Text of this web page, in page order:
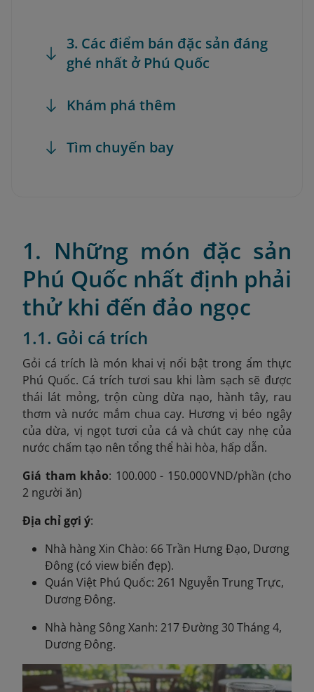
3. Các điểm bán đặc sản đáng
ghé nhất ở Phú Quốc
Khám phá thêm
Tìm chuyến bay
1. Những món đặc sản
Phú Quốc nhất định phải
thử khi đến đảo ngọc
1.1. Gỏi cá trích
Gỏi cá trích là món khai vị nổi bật trong ẩm thực
Phú Quốc. Cá trích tươi sau khi làm sạch sẽ được
thái lát mỏng, trộn cùng dừa nạo, hành tây, rau
thơm và nước mắm chua cay. Hương vị béo ngậy
của dừa, vị ngọt tươi của cá và chút cay nhẹ của
nước chấm tạo nên tổng thể hài hòa, hấp dẫn.
Giá tham khảo: 100.000 - 150.000 VND/phần (cho
2 người ăn)
Địa chỉ gợi ý:
Nhà hàng Xin Chào: 66 Trần Hưng Đạo, Dương
Đông (có view biển đẹp).
Quán Việt Phú Quốc: 261 Nguyễn Trung Trực,
Dương Đông.
Nhà hàng Sông Xanh: 217 Đường 30 Tháng 4,
Dương Đông.